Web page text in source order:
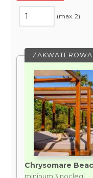
(max. 2)
Chrysomare
mininum 3 noclegi